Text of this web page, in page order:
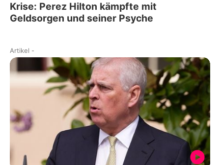
Krise: Perez Hilton kämpfte mit
Geldsorgen und seiner Psyche
Artikel -